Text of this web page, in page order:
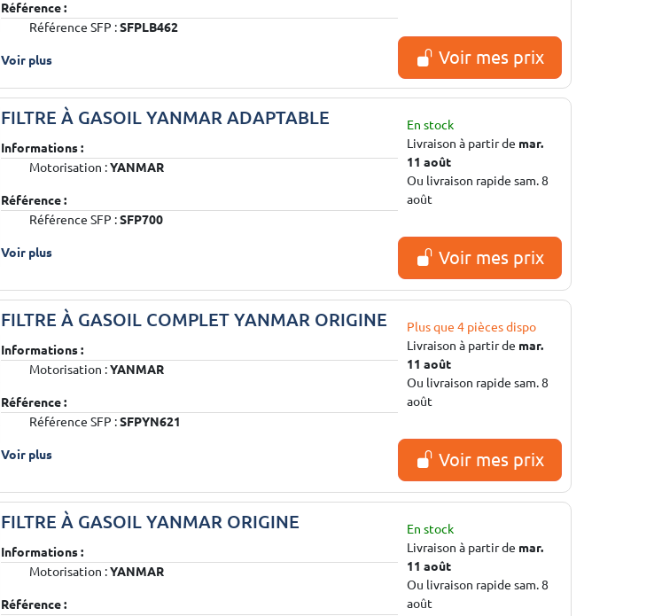
Référence :
Référence SFP : SFPLB462
Voir plus Voir mes prix
FILTRE À GASOIL YANMAR ADAPTABLE
Informations :
Motorisation : YANMAR
Référence :
Référence SFP : SFP700
Voir plus
En stock
Livraison à partir de mar.
11 août
Ou livraison rapide sam. 8
août
Voir mes prix
FILTRE À GASOIL COMPLET YANMAR ORIGINE
Informations :
Motorisation : YANMAR
Référence :
Référence SFP : SFPYN621
Voir plus
Plus que 4 pièces dispo
Livraison à partir de mar.
11 août
Ou livraison rapide sam. 8
août
Voir mes prix
FILTRE À GASOIL YANMAR ORIGINE
Informations :
Motorisation : YANMAR
Référence :
En stock
Livraison à partir de mar.
11 août
Ou livraison rapide sam. 8
août